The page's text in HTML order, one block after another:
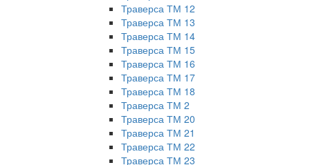
Траверса ТМ 12
Траверса ТМ 13
Траверса ТМ 14
Траверса ТМ 15
Траверса ТМ 16
Траверса ТМ 17
Траверса ТМ 18
Траверса ТМ 2
Траверса ТМ 20
Траверса ТМ 21
Траверса ТМ 22
Траверса ТМ 23